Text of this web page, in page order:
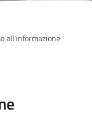
all'informazione